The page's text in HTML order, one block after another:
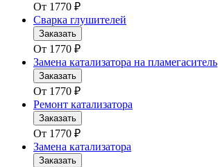
От 1770 ₽
Сварка глушителей
Заказать
От 1770 ₽
Замена катализатора на пламегаситель
Заказать
От 1770 ₽
Ремонт катализатора
Заказать
От 1770 ₽
Замена катализатора
Заказать